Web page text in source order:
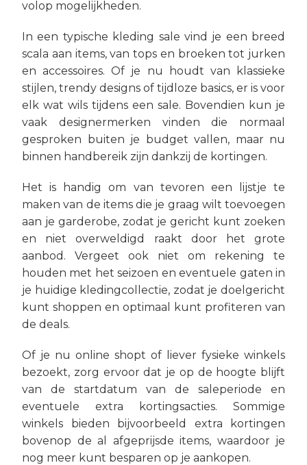
volop mogelijkheden.
In een typische kleding sale vind je een breed
scala aan items, van tops en broeken tot jurken
en accessoires. Of je nu houdt van klassieke
stijlen, trendy designs of tijdloze basics, er is voor
elk wat wils tijdens een sale. Bovendien kun je
vaak designermerken vinden die normaal
gesproken buiten je budget vallen, maar nu
binnen handbereik zijn dankzij de kortingen.
Het is handig om van tevoren een lijstje te
maken van de items die je graag wilt toevoegen
aan je garderobe, zodat je gericht kunt zoeken
en niet overweldigd raakt door het grote
aanbod. Vergeet ook niet om rekening te
houden met het seizoen en eventuele gaten in
je huidige kledingcollectie, zodat je doelgericht
kunt shoppen en optimaal kunt profiteren van
de deals.
Of je nu online shopt of liever fysieke winkels
bezoekt, zorg ervoor dat je op de hoogte blijft
van de startdatum van de saleperiode en
eventuele extra kortingsacties. Sommige
winkels bieden bijvoorbeeld extra kortingen
bovenop de al afgeprijsde items, waardoor je
nog meer kunt besparen op je aankopen.